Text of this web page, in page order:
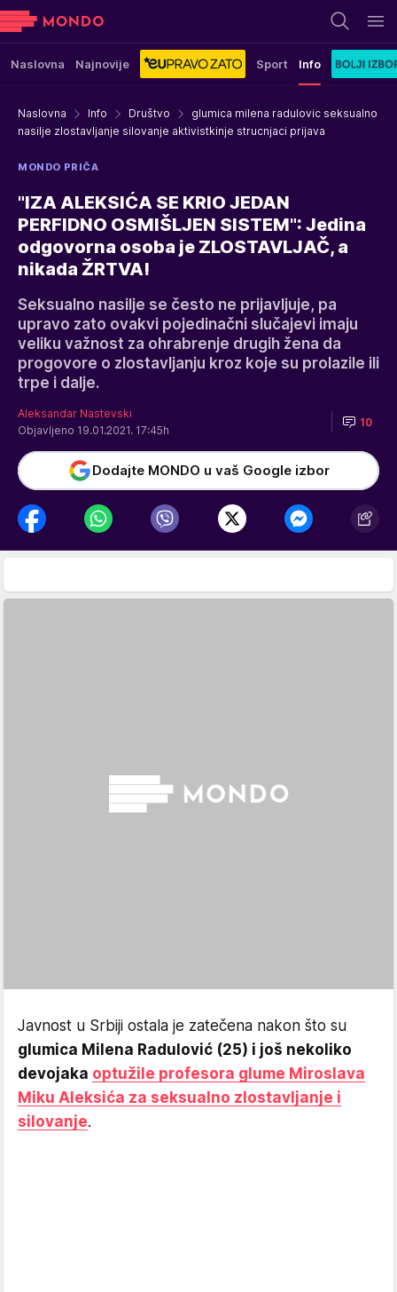
Naslovna Najnovije Sport Info
Naslovna Info Društvo
glumica milena radulovic seksualno
nasilje zlostavljanje silovanje aktivistkinje strucnjaci prijava
MONDO PRIČA
"IZA ALEKSIĆA SE KRIO JEDAN
PERFIDNO OSMIŠLJEN SISTEM": Jedina
odgovorna osoba je ZLOSTAVLJAČ, a
nikada ŽRTVA!
Seksualno nasilje se često ne prijavljuje, pa
upravo zato ovakvi pojedinačni slučajevi imaju
veliku važnost za ohrabrenje drugih žena da
progovore o zlostavljanju kroz koje su prolazile ili
trpe i dalje.
Aleksandar Nastevski
Objavljeno 19.01.2021. 17:45h
10
Dodajte MONDO u vaš Google izbor
Javnost u Srbiji ostala je zatečena nakon što su
glumica Milena Radulović (25) i još nekoliko
devojaka optužile profesora glume Miroslava
Miku Aleksića za seksualno zlostavljanje i
silovanje.